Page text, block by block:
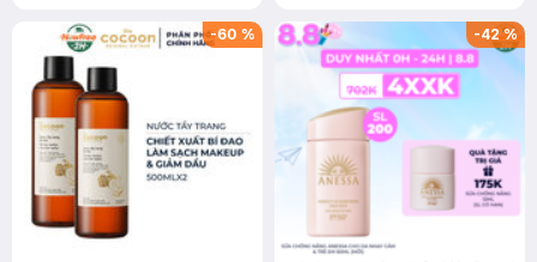
-60 % -42%